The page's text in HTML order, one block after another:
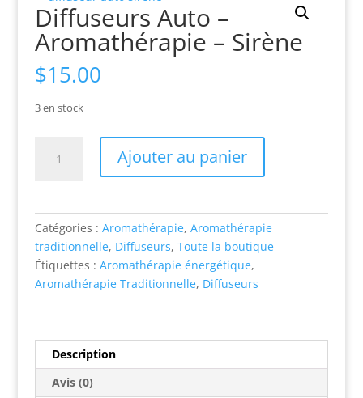
Diffuseurs Auto –
Aromathérapie – Sirène
$15.00
3 en stock
Aromathérapie
-
Sirène
Ajouter au panier
Catégories : Aromathérapie, Aromathérapie
traditionnelle, Diffuseurs, Toute la boutique
Étiquettes : Aromathérapie énergétique,
Aromathérapie Traditionnelle, Diffuseurs
Description
Avis (0)